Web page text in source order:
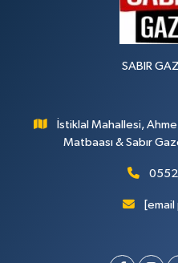
SABIR
İstiklal Mahallesi,
Matbaası & Sabır
0552